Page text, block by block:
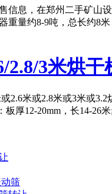
信息，在郑州二手矿山
重量约8-9吨，总长约8
2.8/3米烘干
2.6米或2.8米或3米或
板厚12-20mm，长14-26
筛